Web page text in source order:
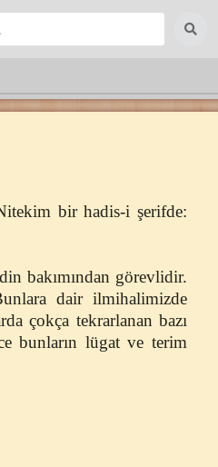
bir hadis-i şerifde:
bakımından görevlidir.
dair ilmihalimizde
çokça tekrarlanan bazı
bunların lügat ve terim